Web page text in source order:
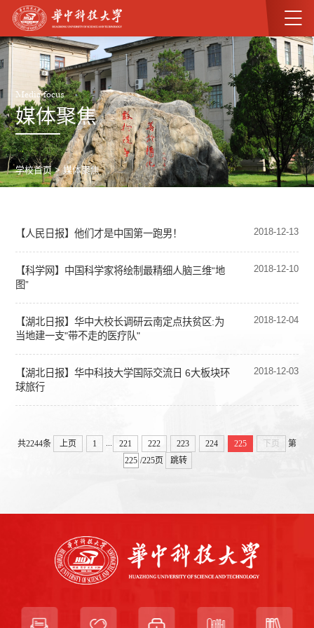
Media focus
媒体聚焦
学校首页>媒体聚焦
【人民日报】他们才是中国第一跑男！ 2018-12-13
【科学网】中国科学家将绘制最精细人脑三维“地
图”
2018-12-10
【湖北日报】华中大校长调研云南定点扶贫区:为
当地建一支"带不走的医疗队"
2018-12-04
【湖北日报】华中科技大学国际交流日 6大板块环
球旅行
2018-12-03
共2244条 上页 1 221 222 223 224 225 下页
第
/225页
跳转